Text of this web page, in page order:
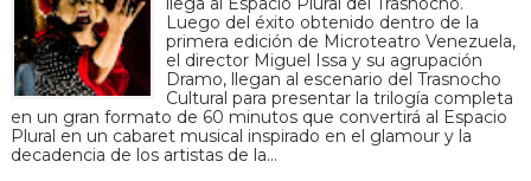
Luego del éxito obtenido dentro de la
primera edición de Microteatro Venezuela,
el director Miguel Issa y su agrupación
Dramo, llegan al escenario del Trasnocho
Cultural para presentar la trilogía completa
en un gran formato de 60 minutos que convertirá al Espacio
Plural en un cabaret musical inspirado en el glamour y la
decadencia de los artistas de la…